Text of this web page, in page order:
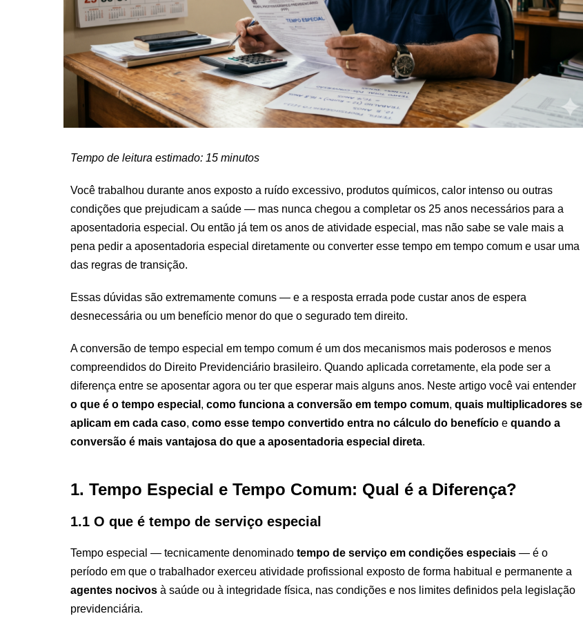
Tempo de leitura estimado: 15 minutos
Você trabalhou durante anos exposto a ruído excessivo, produtos químicos, calor intenso ou outras
condições que prejudicam a saúde — mas nunca chegou a completar os 25 anos necessários para a
aposentadoria especial. Ou então já tem os anos de atividade especial, mas não sabe se vale mais a
pena pedir a aposentadoria especial diretamente ou converter esse tempo em tempo comum e usar uma
das regras de transição.
Essas dúvidas são extremamente comuns — e a resposta errada pode custar anos de espera
desnecessária ou um benefício menor do que o segurado tem direito.
A conversão de tempo especial em tempo comum é um dos mecanismos mais poderosos e menos
compreendidos do Direito Previdenciário brasileiro. Quando aplicada corretamente, ela pode ser a
diferença entre se aposentar agora ou ter que esperar mais alguns anos. Neste artigo você vai entender
o que é o tempo especial , como funciona a conversão em tempo comum, quais multiplicadores se
aplicam em cada caso, como esse tempo convertido entra no cálculo do benefício e quando a
conversão é mais vantajosa do que a aposentadoria especial direta.
1. Tempo Especial e Tempo Comum: Qual é a Diferença?
1.1 O que é tempo de serviço especial
Tempo especial — tecnicamente denominado tempo de serviço em condições especiais — é o
período em que o trabalhador exerceu atividade profissional exposto de forma habitual e permanente a
agentes nocivos à saúde ou à integridade física, nas condições e nos limites definidos pela legislação
previdenciária.